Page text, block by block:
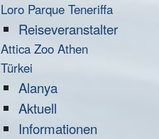
Loro Parque Teneriffa
Reiseveranstalter
Attica Zoo Athen
Türkei
Alanya
Aktuell
Informationen